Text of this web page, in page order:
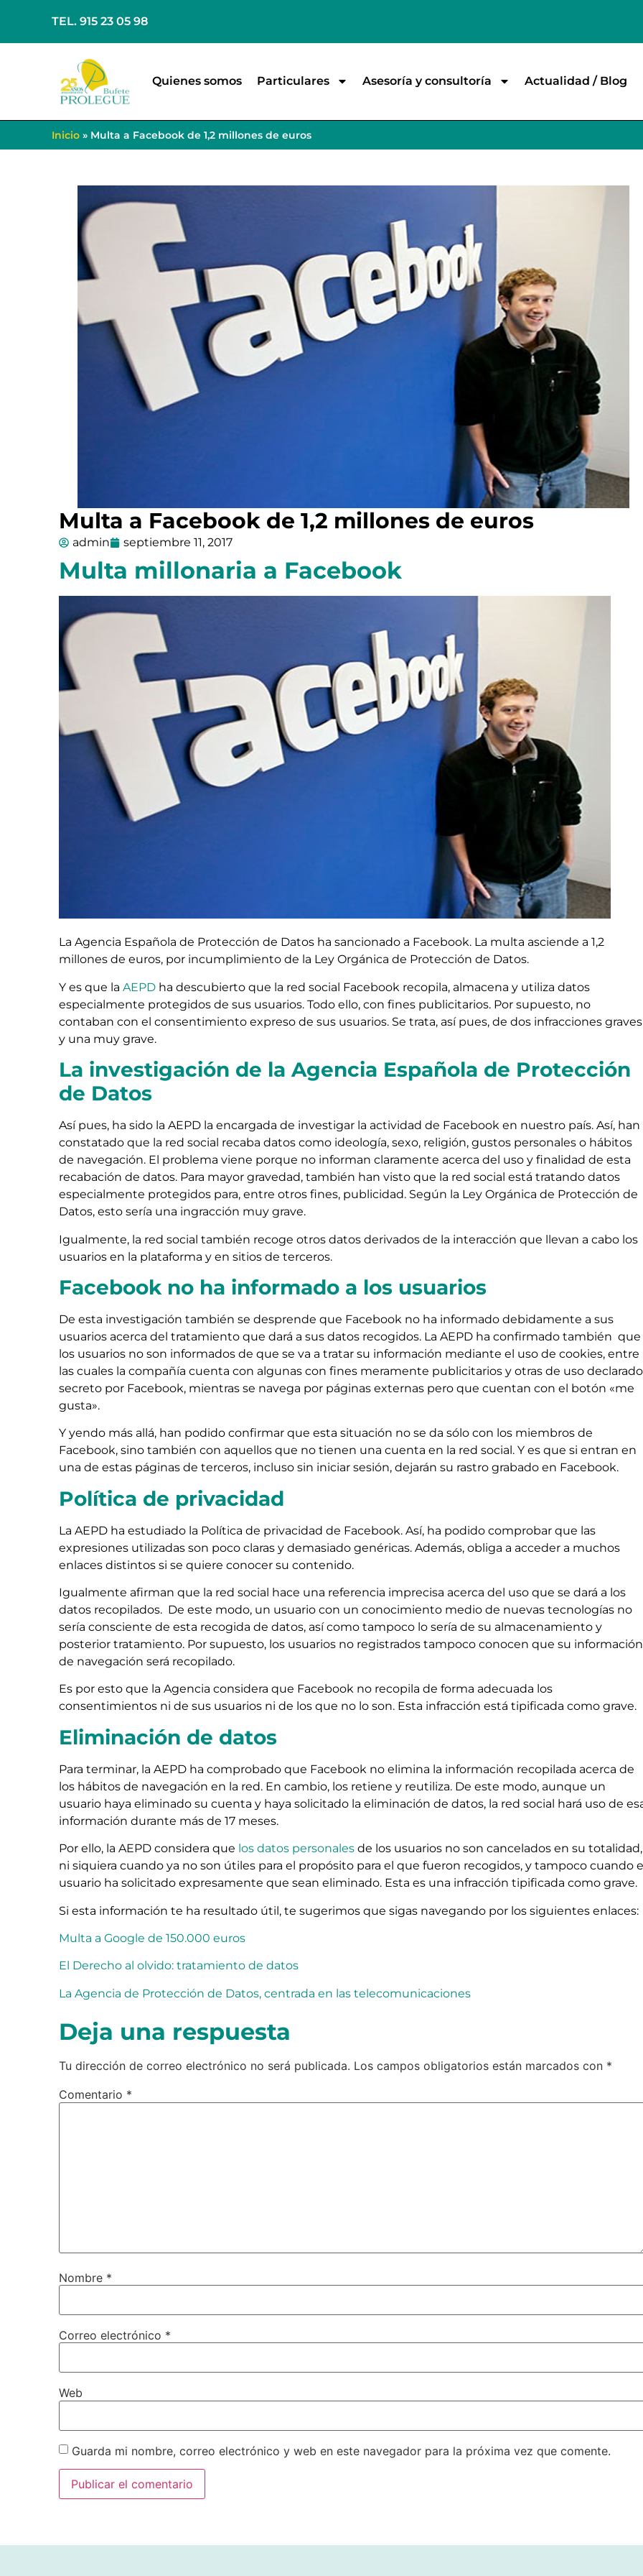
TEL. 915 23 05 98
Quienes somos Particulares Asesoría y consultoría Actualidad / Blog
Inicio » Multa a Facebook de 1,2 millones de euros
Multa a Facebook de 1,2 millones de euros
admin septiembre 11, 2017
Multa millonaria a Facebook
La Agencia Española de Protección de Datos ha sancionado a Facebook. La multa asciende a 1,2
millones de euros, por incumplimiento de la Ley Orgánica de Protección de Datos.
Y es que la AEPD ha descubierto que la red social Facebook recopila, almacena y utiliza datos
especialmente protegidos de sus usuarios. Todo ello, con fines publicitarios. Por supuesto, no
contaban con el consentimiento expreso de sus usuarios. Se trata, así pues, de dos infracciones graves
y una muy grave.
La investigación de la Agencia Española de Protección
de Datos
Así pues, ha sido la AEPD la encargada de investigar la actividad de Facebook en nuestro país. Así, han
constatado que la red social recaba datos como ideología, sexo, religión, gustos personales o hábitos
de navegación. El problema viene porque no informan claramente acerca del uso y finalidad de esta
recabación de datos. Para mayor gravedad, también han visto que la red social está tratando datos
especialmente protegidos para, entre otros fines, publicidad. Según la Ley Orgánica de Protección de
Datos, esto sería una ingracción muy grave.
Igualmente, la red social también recoge otros datos derivados de la interacción que llevan a cabo los
usuarios en la plataforma y en sitios de terceros.
Facebook no ha informado a los usuarios
De esta investigación también se desprende que Facebook no ha informado debidamente a sus
usuarios acerca del tratamiento que dará a sus datos recogidos. La AEPD ha confirmado también que
los usuarios no son informados de que se va a tratar su información mediante el uso de cookies, entre
las cuales la compañía cuenta con algunas con fines meramente publicitarios y otras de uso declarado
secreto por Facebook, mientras se navega por páginas externas pero que cuentan con el botón «me
gusta».
Y yendo más allá, han podido confirmar que esta situación no se da sólo con los miembros de
Facebook, sino también con aquellos que no tienen una cuenta en la red social. Y es que si entran en
una de estas páginas de terceros, incluso sin iniciar sesión, dejarán su rastro grabado en Facebook.
Política de privacidad
La AEPD ha estudiado la Política de privacidad de Facebook. Así, ha podido comprobar que las
expresiones utilizadas son poco claras y demasiado genéricas. Además, obliga a acceder a muchos
enlaces distintos si se quiere conocer su contenido.
Igualmente afirman que la red social hace una referencia imprecisa acerca del uso que se dará a los
datos recopilados. De este modo, un usuario con un conocimiento medio de nuevas tecnologías no
sería consciente de esta recogida de datos, así como tampoco lo sería de su almacenamiento y
posterior tratamiento. Por supuesto, los usuarios no registrados tampoco conocen que su información
de navegación será recopilado.
Es por esto que la Agencia considera que Facebook no recopila de forma adecuada los
consentimientos ni de sus usuarios ni de los que no lo son. Esta infracción está tipificada como grave.
Eliminación de datos
Para terminar, la AEPD ha comprobado que Facebook no elimina la información recopilada acerca de
los hábitos de navegación en la red. En cambio, los retiene y reutiliza. De este modo, aunque un
usuario haya eliminado su cuenta y haya solicitado la eliminación de datos, la red social hará uso de
información durante más de 17 meses.
Por ello, la AEPD considera que los datos personales de los usuarios no son cancelados en su totalidad,
ni siquiera cuando ya no son útiles para el propósito para el que fueron recogidos, y tampoco cuando el
usuario ha solicitado expresamente que sean eliminado. Esta es una infracción tipificada como grave.
Si esta información te ha resultado útil, te sugerimos que sigas navegando por los siguientes enlaces:
Multa a Google de 150.000 euros
El Derecho al olvido: tratamiento de datos
La Agencia de Protección de Datos, centrada en las telecomunicaciones
Deja una respuesta
Tu dirección de correo electrónico no será publicada. Los campos obligatorios están marcados con *
Comentario *
Nombre *
Correo electrónico *
Web
Guarda mi nombre, correo electrónico y web en este navegador para la próxima vez que comente.